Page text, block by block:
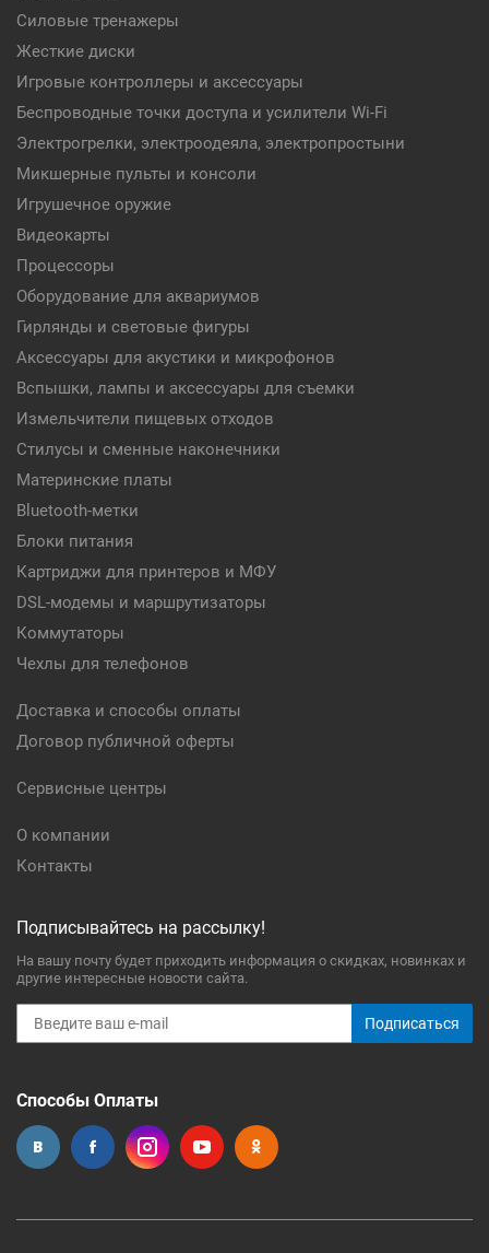
Силовые тренажеры
Жесткие диски
Игровые контроллеры и аксессуары
Беспроводные точки доступа и усилители Wi-Fi
Электрогрелки, электроодеяла, электропростыни
Микшерные пульты и консоли
Игрушечное оружие
Видеокарты
Процессоры
Оборудование для аквариумов
Гирлянды и световые фигуры
Аксессуары для акустики и микрофонов
Вспышки, лампы и аксессуары для съемки
Измельчители пищевых отходов
Стилусы и сменные наконечники
Материнские платы
Bluetooth-метки
Блоки питания
Картриджи для принтеров и МФУ
DSL-модемы и маршрутизаторы
Коммутаторы
Чехлы для телефонов
Доставка и способы оплаты
Договор публичной оферты
Сервисные центры
О компании
Контакты
Подписывайтесь на рассылку!
На вашу почту будет приходить информация о скидках, новинках и
другие интересные новости сайта.
Подписаться
Способы Оплаты